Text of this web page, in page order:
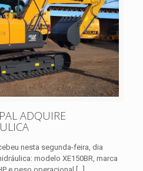
ADQUIRE
nesta segunda-feira, dia
modelo XE150BR, marca